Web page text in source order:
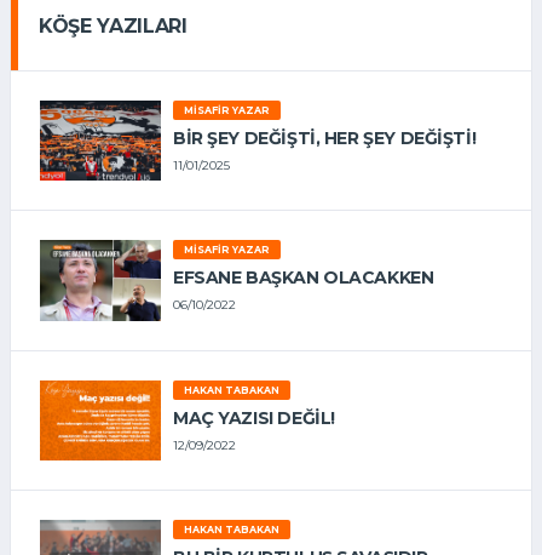
KÖŞE YAZILARI
MISAFIR YAZAR
BIR ŞEY DEĞIŞTI, HER ŞEY DEĞIŞTI!
11/01/2025
MISAFIR YAZAR
EFSANE BAŞKAN OLACAKKEN
06/10/2022
HAKAN TABAKAN
MAÇ YAZISI DEĞİL!
12/09/2022
HAKAN TABAKAN